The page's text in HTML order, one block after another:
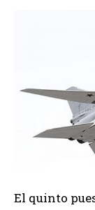
El quinto